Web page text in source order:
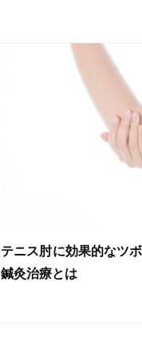
セルフケアア
テニス肘に効果的なツ
鍼灸治療とは